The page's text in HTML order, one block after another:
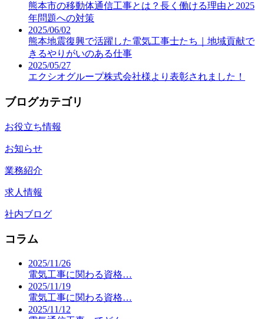
熊本市の移動体通信工事とは？長く働ける理由と2025
年問題への対策
2025/06/02
熊本地震復興で活躍した電気工事士たち｜地域貢献で
きるやりがいのある仕事
2025/05/27
エクシオグループ株式会社様より表彰されました！
ブログカテゴリ
お役立ち情報
お知らせ
業務紹介
求人情報
社内ブログ
コラム
2025/11/26
電気工事に関わる資格…
2025/11/19
電気工事に関わる資格…
2025/11/12